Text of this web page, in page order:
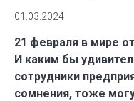
01.03.2024
21 февраля в мире
И каким бы
сотрудники
сомнения, тоже